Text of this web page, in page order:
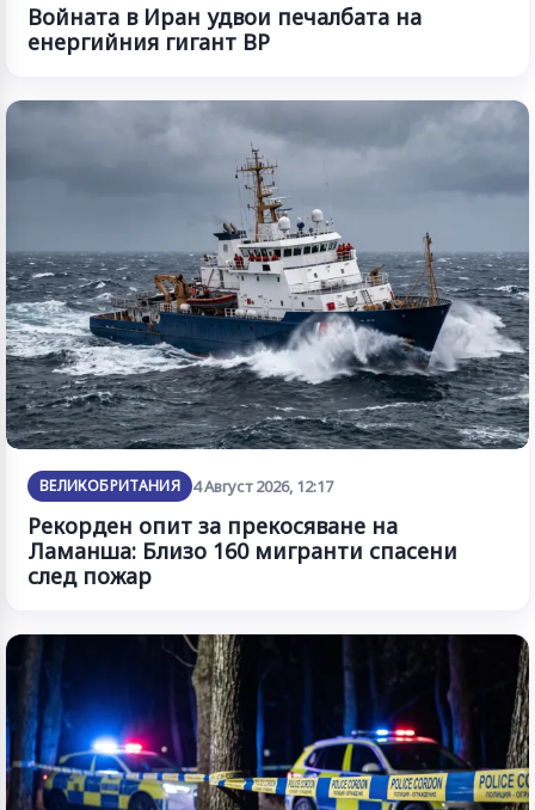
Войната в Иран удвои печалбата на
енергийния гигант BP
ВЕЛИКОБРИТАНИЯ 4 Август 2026, 12:17
Рекорден опит за прекосяване на
Ламанша: Близо 160 мигранти спасени
след пожар